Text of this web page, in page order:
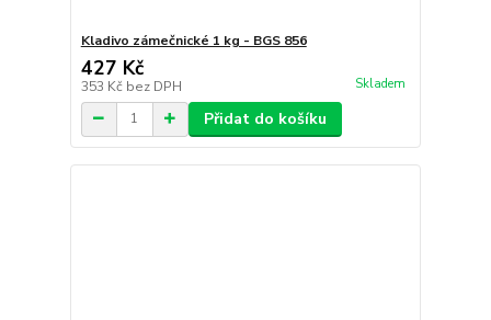
Kladivo zámečnické 1 kg - BGS 856
427 Kč
353 Kč bez DPH Skladem
Přidat do košíku